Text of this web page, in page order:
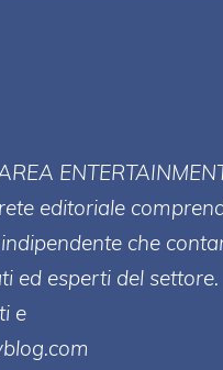
ENTERT
editoriale
che
ed esperti del settore.
e